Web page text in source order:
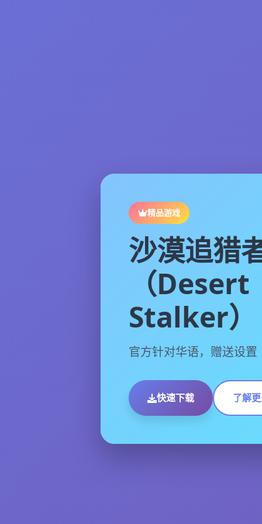
精品游戏
沙漠追猎
（Desert
Stalker）
官方针对华语，赠送设置
快速下载 了解